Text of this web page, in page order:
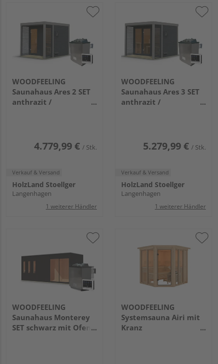
WOODFEELING
Saunahaus Ares 2 SET
anthrazit /
4.779,99 € / Stk.
Verkauf & Versand
HolzLand Stoellger
Langenhagen
1 weiterer Händler
WOODFEELING
Saunahaus Ares 3 SET
anthrazit /
5.279,99 € / Stk.
Verkauf & Versand
HolzLand Stoellger
Langenhagen
1 weiterer Händler
WOODFEELING
Saunahaus Monterey
SET schwarz mit Ofen
WOODFEELING
Systemsauna Airi mit
Kranz